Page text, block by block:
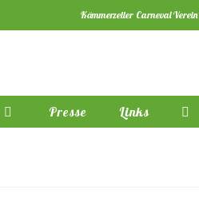
Kämmerzeller Carneval
Presse Links